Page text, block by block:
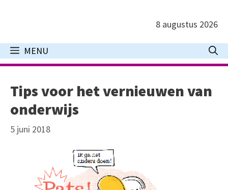
inhoud
8 augustus 2026
MENU
Tips voor het vernieuwen van
onderwijs
5 juni 2018